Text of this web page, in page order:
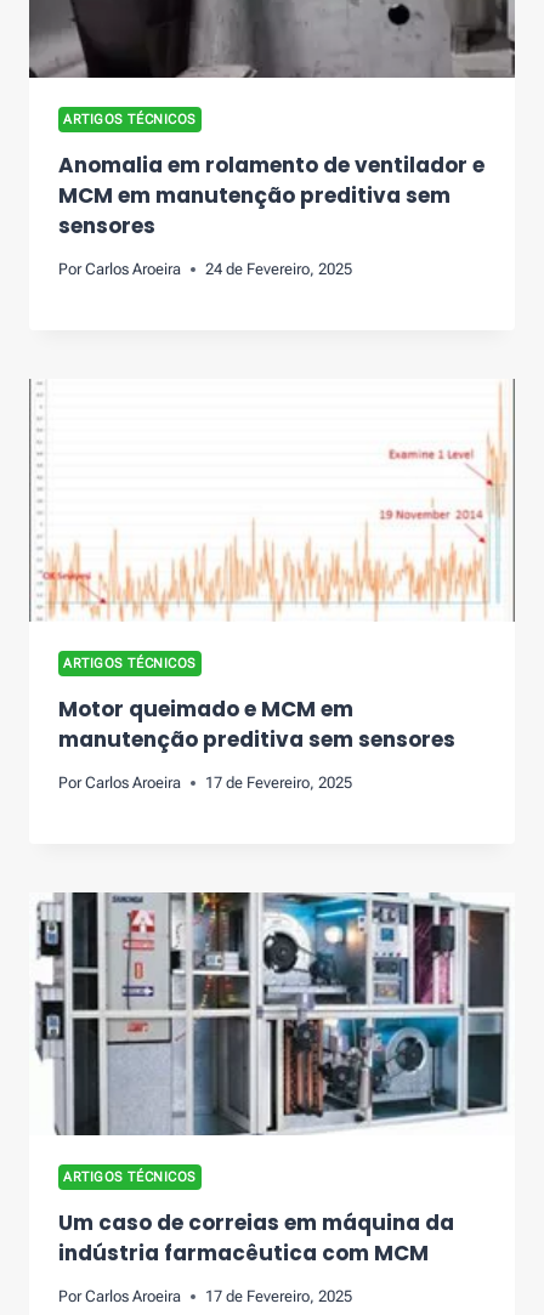
ARTIGOS TÉCNICOS
Anomalia em rolamento de ventilador e
MCM em manutenção preditiva sem
sensores
Por Carlos Aroeira 24 de Fevereiro, 2025
ARTIGOS TÉCNICOS
Motor queimado e MCM em
manutenção preditiva sem sensores
Por Carlos Aroeira 17 de Fevereiro, 2025
ARTIGOS TÉCNICOS
Um caso de correias em máquina da
indústria farmacêutica com MCM
Por Carlos Aroeira 17 de Fevereiro, 2025